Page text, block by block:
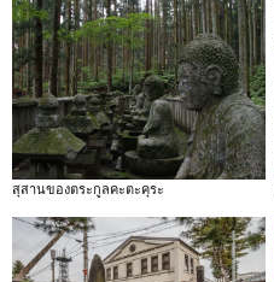
สุสานของตระกูลคะตะคุระ